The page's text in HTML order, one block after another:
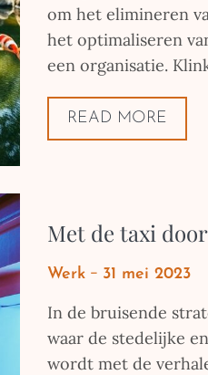
om het elimineren
het optimaliseren
een organisatie.
READ MORE
Met de taxi
Werk
Posted
31 mei 2023
In de bruisende
waar de stedelijke
wordt met de